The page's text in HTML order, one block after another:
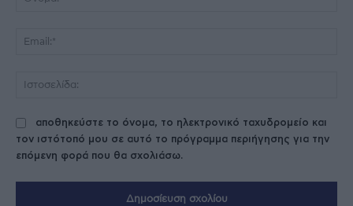
αποθηκεύστε το όνομα, το ηλεκτρονικό ταχυδρομείο και
τον ιστότοπό μου σε αυτό το πρόγραμμα περιήγησης για την
επόμενη φορά που θα σχολιάσω.